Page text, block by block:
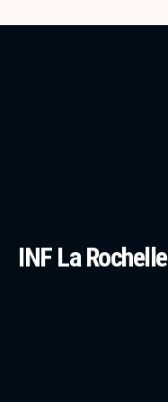
INF La Rochelle